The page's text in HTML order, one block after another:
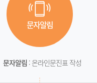
문자알림
문자알림 : 온라인문진표 작성